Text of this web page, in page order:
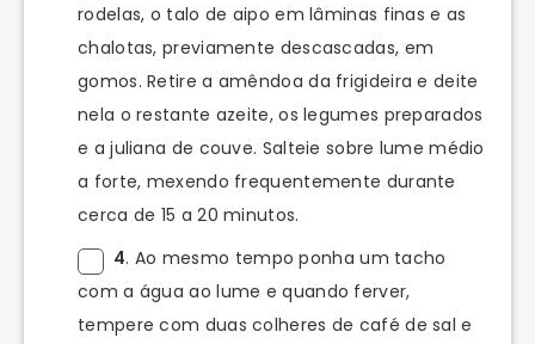
rodelas, o talo de aipo em lâminas finas e as
chalotas, previamente descascadas, em
gomos. Retire a amêndoa da frigideira e deite
nela o restante azeite, os legumes preparados
e a juliana de couve. Salteie sobre lume médio
a forte, mexendo frequentemente durante
cerca de 15 a 20 minutos.
4. Ao mesmo tempo ponha um tacho
com a água ao lume e quando ferver,
tempere com duas colheres de café de sal e